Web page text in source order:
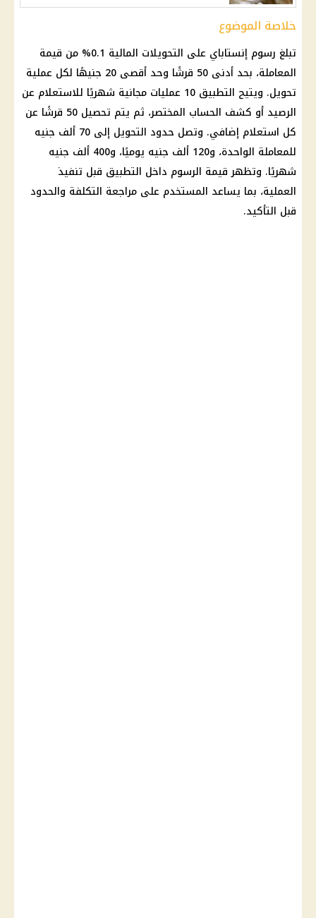
خلاصة الموضوع
تبلغ رسوم إنستاباي على التحويلات المالية
0.1% من قيمة
المعاملة، بحد أدنى 50 قرشًا وحد أقصى 20 جنيهًا لكل عملية
تحويل. ويتيح التطبيق 10 عمليات مجانية شهريًا للاستعلام عن
الرصيد أو كشف الحساب المختصر، ثم يتم تحصيل 50 قرشًا عن
كل استعلام إضافي. وتصل حدود التحويل إلى 70 ألف جنيه
للمعاملة الواحدة، و120 ألف جنيه يوميًا، و400 ألف جنيه
شهريًا. وتظهر قيمة الرسوم داخل التطبيق قبل تنفيذ
العملية، بما يساعد المستخدم على مراجعة التكلفة والحدود
قبل التأكيد.